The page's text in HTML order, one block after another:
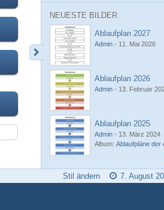
NEUESTE BILDER
Ablaufplan 2027
Admin - 11. Mai 2026
Ablaufplan 2026
Admin - 13. Februar
Ablaufplan 2025
Admin - 13. März 2024
Album:Ablaufpläne der
7. August
Stil ändern